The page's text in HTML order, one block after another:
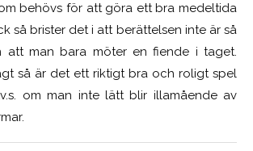
behövs för att göra ett bra medeltida
så brister det i att berättelsen inte är så
att man bara möter en fiende i taget.
så är det ett riktigt bra och roligt spel
om man inte lätt blir illamående av